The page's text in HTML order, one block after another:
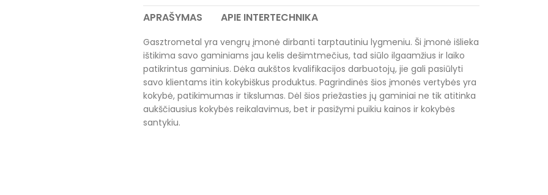
APRAŠYMAS APIE INTERTECHNIKA
Gasztrometal yra vengrų įmonė dirbanti tarptautiniu lygmeniu. Ši įmonė išlieka
ištikima savo gaminiams jau kelis dešimtmečius, tad siūlo ilgaamžius ir laiko
patikrintus gaminius. Dėka aukštos kvalifikacijos darbuotojų, jie gali pasiūlyti
savo klientams itin kokybiškus produktus. Pagrindinės šios įmonės vertybės yra
kokybė, patikimumas ir tikslumas. Dėl šios priežasties jų gaminiai ne tik atitinka
aukščiausius kokybės reikalavimus, bet ir pasižymi puikiu kainos ir kokybės
santykiu.